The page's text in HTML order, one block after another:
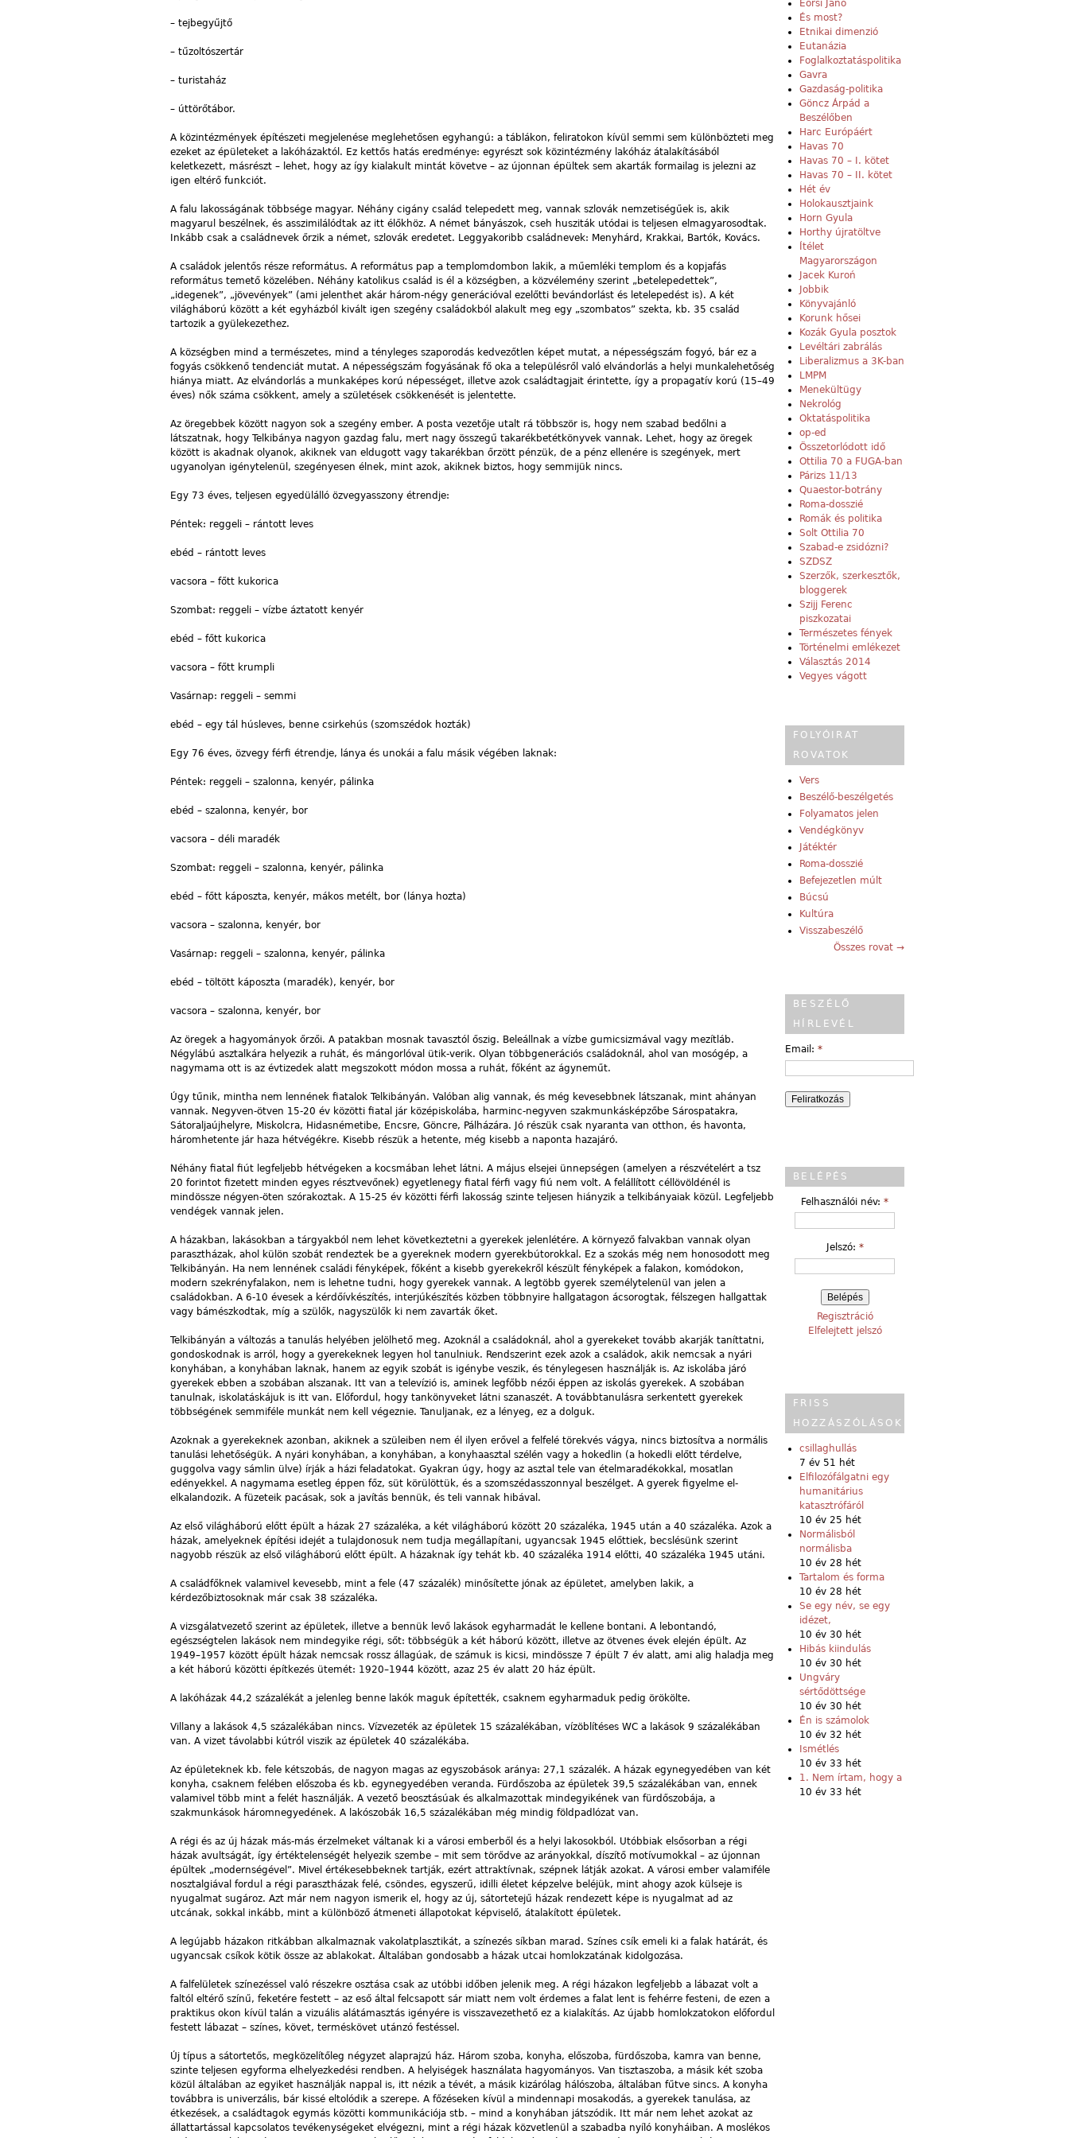
– tejbegyűjtő
– tűzoltószertár
– turistaház
– úttörőtábor.
A közintézmények építészeti megjelenése meglehetősen egyhangú: a táblákon, feliratokon kívül semmi sem különbözteti meg
ezeket az épületeket a lakóházaktól. Ez kettős hatás eredménye: egyrészt sok közintézmény lakóház átalakításából
keletkezett, másrészt – lehet, hogy az így kialakult mintát követve – az újonnan épültek sem akarták formailag is jelezni az
igen eltérő funkciót.
A falu lakosságának többsége magyar. Néhány cigány család telepedett meg, vannak szlovák nemzetiségűek is, akik
magyarul beszélnek, és asszimilálódtak az itt élőkhöz. A német bányászok, cseh husziták utódai is teljesen elmagyarosodtak.
Inkább csak a családnevek őrzik a német, szlovák eredetet. Leggyakoribb családnevek: Menyhárd, Krakkai, Bartók, Kovács.
A családok jelentős része református. A református pap a templomdombon lakik, a műemléki templom és a kopjafás
református temető közelében. Néhány katolikus család is él a községben, a közvélemény szerint „betelepedettek”,
„idegenek”, „jövevények” (ami jelenthet akár három-négy generációval ezelőtti bevándorlást és letelepedést is). A két
világháború között a két egyházból kivált igen szegény családokból alakult meg egy „szombatos” szekta, kb. 35 család
tartozik a gyülekezethez.
A községben mind a természetes, mind a tényleges szaporodás kedvezőtlen képet mutat, a népességszám fogyó, bár ez a
fogyás csökkenő tendenciát mutat. A népességszám fogyásának fő oka a településről való elvándorlás a helyi munkalehetőség
hiánya miatt. Az elvándorlás a munkaképes korú népességet, illetve azok családtagjait érintette, így a propagatív korú (15–49
éves) nők száma csökkent, amely a születések csökkenését is jelentette.
Az öregebbek között nagyon sok a szegény ember. A posta vezetője utalt rá többször is, hogy nem szabad bedőlni a
látszatnak, hogy Telkibánya nagyon gazdag falu, mert nagy összegű takarékbetétkönyvek vannak. Lehet, hogy az öregek
között is akadnak olyanok, akiknek van eldugott vagy takarékban őrzött pénzük, de a pénz ellenére is szegények, mert
ugyanolyan igénytelenül, szegényesen élnek, mint azok, akiknek biztos, hogy semmijük nincs.
Egy 73 éves, teljesen egyedülálló özvegyasszony étrendje:
Péntek: reggeli – rántott leves
ebéd – rántott leves
vacsora – főtt kukorica
Szombat: reggeli – vízbe áztatott kenyér
ebéd – főtt kukorica
vacsora – főtt krumpli
Vasárnap: reggeli – semmi
ebéd – egy tál húsleves, benne csirkehús (szomszédok hozták)
Egy 76 éves, özvegy férfi étrendje, lánya és unokái a falu másik végében laknak:
Péntek: reggeli – szalonna, kenyér, pálinka
ebéd – szalonna, kenyér, bor
vacsora – déli maradék
Szombat: reggeli – szalonna, kenyér, pálinka
ebéd – főtt káposzta, kenyér, mákos metélt, bor (lánya hozta)
vacsora – szalonna, kenyér, bor
Vasárnap: reggeli – szalonna, kenyér, pálinka
ebéd – töltött káposzta (maradék), kenyér, bor
vacsora – szalonna, kenyér, bor
Az öregek a hagyományok őrzői. A patakban mosnak tavasztól őszig. Beleállnak a vízbe gumicsizmával vagy mezítláb.
Négylábú asztalkára helyezik a ruhát, és mángorlóval ütik-verik. Olyan többgenerációs családoknál, ahol van mosógép, a
nagymama ott is az évtizedek alatt megszokott módon mossa a ruhát, főként az ágyneműt.
Úgy tűnik, mintha nem lennének fiatalok Telkibányán. Valóban alig vannak, és még kevesebbnek látszanak, mint ahányan
vannak. Negyven-ötven 15-20 év közötti fiatal jár középiskolába, harminc-negyven szakmunkásképzőbe Sárospatakra,
Sátoraljaújhelyre, Miskolcra, Hidasnémetibe, Encsre, Göncre, Pálházára. Jó részük csak nyaranta van otthon, és havonta,
háromhetente jár haza hétvégékre. Kisebb részük a hetente, még kisebb a naponta hazajáró.
Néhány fiatal fiút legfeljebb hétvégeken a kocsmában lehet látni. A május elsejei ünnepségen (amelyen a részvételért a tsz
20 forintot fizetett minden egyes résztvevőnek) egyetlenegy fiatal férfi vagy fiú nem volt. A felállított céllövöldénél is
mindössze négyen-öten szórakoztak. A 15-25 év közötti férfi lakosság szinte teljesen hiányzik a telkibányaiak közül. Legfeljebb
vendégek vannak jelen.
A házakban, lakásokban a tárgyakból nem lehet következtetni a gyerekek jelenlétére. A környező falvakban vannak olyan
parasztházak, ahol külön szobát rendeztek be a gyereknek modern gyerekbútorokkal. Ez a szokás még nem honosodott meg
Telkibányán. Ha nem lennének családi fényképek, főként a kisebb gyerekekről készült fényképek a falakon, komódokon,
modern szekrényfalakon, nem is lehetne tudni, hogy gyerekek vannak. A legtöbb gyerek személytelenül van jelen a
családokban. A 6-10 évesek a kérdőívkészítés, interjúkészítés közben többnyire hallgatagon ácsorogtak, félszegen hallgattak
vagy bámészkodtak, míg a szülők, nagyszülők ki nem zavarták őket.
Telkibányán a változás a tanulás helyében jelölhető meg. Azoknál a családoknál, ahol a gyerekeket tovább akarják taníttatni,
gondoskodnak is arról, hogy a gyerekeknek legyen hol tanulniuk. Rendszerint ezek azok a családok, akik nemcsak a nyári
konyhában, a konyhában laknak, hanem az egyik szobát is igénybe veszik, és ténylegesen használják is. Az iskolába járó
gyerekek ebben a szobában alszanak. Itt van a televízió is, aminek legfőbb nézői éppen az iskolás gyerekek. A szobában
tanulnak, iskolatáskájuk is itt van. Előfordul, hogy tankönyveket látni szanaszét. A továbbtanulásra serkentett gyerekek
többségének semmiféle munkát nem kell végeznie. Tanuljanak, ez a lényeg, ez a dolguk.
Azoknak a gyerekeknek azonban, akiknek a szüleiben nem él ilyen erővel a felfelé törekvés vágya, nincs biztosítva a normális
tanulási lehetőségük. A nyári konyhában, a konyhában, a konyhaasztal szélén vagy a hokedlin (a hokedli előtt térdelve,
guggolva vagy sámlin ülve) írják a házi feladatokat. Gyakran úgy, hogy az asztal tele van ételmaradékokkal, mosatlan
edényekkel. A nagymama esetleg éppen főz, süt körülöttük, és a szomszédasszonnyal beszélget. A gyerek figyelme el-
elkalandozik. A füzeteik pacásak, sok a javítás bennük, és teli vannak hibával.
Az első világháború előtt épült a házak 27 százaléka, a két világháború között 20 százaléka, 1945 után a 40 százaléka. Azok a
házak, amelyeknek építési idejét a tulajdonosuk nem tudja megállapítani, ugyancsak 1945 előttiek, becslésünk szerint
nagyobb részük az első világháború előtt épült. A házaknak így tehát kb. 40 százaléka 1914 előtti, 40 százaléka 1945 utáni.
A családfőknek valamivel kevesebb, mint a fele (47 százalék) minősítette jónak az épületet, amelyben lakik, a
kérdezőbiztosoknak már csak 38 százaléka.
A vizsgálatvezető szerint az épületek, illetve a bennük levő lakások egyharmadát le kellene bontani. A lebontandó,
egészségtelen lakások nem mindegyike régi, sőt: többségük a két háború között, illetve az ötvenes évek elején épült. Az
1949–1957 között épült házak nemcsak rossz állagúak, de számuk is kicsi, mindössze 7 épült 7 év alatt, ami alig haladja meg
a két háború közötti építkezés ütemét: 1920–1944 között, azaz 25 év alatt 20 ház épült.
A lakóházak 44,2 százalékát a jelenleg benne lakók maguk építették, csaknem egyharmaduk pedig örökölte.
Villany a lakások 4,5 százalékában nincs. Vízvezeték az épületek 15 százalékában, vízöblítéses WC a lakások 9 százalékában
van. A vizet távolabbi kútról viszik az épületek 40 százalékába.
Az épületeknek kb. fele kétszobás, de nagyon magas az egyszobások aránya: 27,1 százalék. A házak egynegyedében van két
konyha, csaknem felében előszoba és kb. egynegyedében veranda. Fürdőszoba az épületek 39,5 százalékában van, ennek
valamivel több mint a felét használják. A vezető beosztásúak és alkalmazottak mindegyikének van fürdőszobája, a
szakmunkások háromnegyedének. A lakószobák 16,5 százalékában még mindig földpadlózat van.
A régi és az új házak más-más érzelmeket váltanak ki a városi emberből és a helyi lakosokból. Utóbbiak elsősorban a régi
házak avultságát, így értéktelenségét helyezik szembe – mit sem törődve az arányokkal, díszítő motívumokkal – az újonnan
épültek „modernségével”. Mivel értékesebbeknek tartják, ezért attraktívnak, szépnek látják azokat. A városi ember valamiféle
nosztalgiával fordul a régi parasztházak felé, csöndes, egyszerű, idilli életet képzelve beléjük, mint ahogy azok külseje is
nyugalmat sugároz. Azt már nem nagyon ismerik el, hogy az új, sátortetejű házak rendezett képe is nyugalmat ad az
utcának, sokkal inkább, mint a különböző átmeneti állapotokat képviselő, átalakított épületek.
A legújabb házakon ritkábban alkalmaznak vakolatplasztikát, a színezés síkban marad. Színes csík emeli ki a falak határát, és
ugyancsak csíkok kötik össze az ablakokat. Általában gondosabb a házak utcai homlokzatának kidolgozása.
A falfelületek színezéssel való részekre osztása csak az utóbbi időben jelenik meg. A régi házakon legfeljebb a lábazat volt a
faltól eltérő színű, feketére festett – az eső által felcsapott sár miatt nem volt érdemes a falat lent is fehérre festeni, de ezen a
praktikus okon kívül talán a vizuális alátámasztás igényére is visszavezethető ez a kialakítás. Az újabb homlokzatokon előfordul
festett lábazat – színes, követ, terméskövet utánzó festéssel.
Új típus a sátortetős, megközelítőleg négyzet alaprajzú ház. Három szoba, konyha, előszoba, fürdőszoba, kamra van benne,
szinte teljesen egyforma elhelyezkedési rendben. A helyiségek használata hagyományos. Van tisztaszoba, a másik két szoba
közül általában az egyiket használják nappal is, itt nézik a tévét, a másik kizárólag hálószoba, általában fűtve sincs. A konyha
továbbra is univerzális, bár kissé eltolódik a szerepe. A főzéseken kívül a mindennapi mosakodás, a gyerekek tanulása, az
étkezések, a családtagok egymás közötti kommunikációja stb. – mind a konyhában játszódik. Itt már nem lehet azokat az
állattartással kapcsolatos tevékenységeket elvégezni, mint a régi házak közvetlenül a szabadba nyíló konyháiban. A moslékos
Eörsi Janó
És most?
Etnikai dimenzió
Eutanázia
Foglalkoztatáspolitika
Gavra
Gazdaság-politika
Göncz Árpád a
Beszélőben
Harc Európáért
Havas 70
Havas 70 – I. kötet
Havas 70 – II. kötet
Hét év
Holokausztjaink
Horn Gyula
Horthy újratöltve
Ítélet
Magyarországon
Jacek Kuroń
Jobbik
Könyvajánló
Korunk hősei
Kozák Gyula posztok
Levéltári zabrálás
Liberalizmus a 3K-ban
LMPM
Menekültügy
Nekrológ
Oktatáspolitika
op-ed
Összetorlódott idő
Ottilia 70 a FUGA-ban
Párizs 11/13
Quaestor-botrány
Roma-dosszié
Romák és politika
Solt Ottilia 70
Szabad-e zsidózni?
SZDSZ
Szerzők, szerkesztők,
bloggerek
Szijj Ferenc
piszkozatai
Természetes fények
Történelmi emlékezet
Választás 2014
Vegyes vágott
FOLYÓIRAT
ROVATOK
Vers
Beszélő-beszélgetés
Folyamatos jelen
Vendégkönyv
Játéktér
Roma-dosszié
Befejezetlen múlt
Búcsú
Kultúra
Visszabeszélő
Összes rovat →
BESZÉLŐ
HÍRLEVÉL
Email: *
BELÉPÉS
Felhasználói név: *
Jelszó: *
Regisztráció
Elfelejtett jelszó
FRISS
HOZZÁSZÓLÁSOK
csillaghullás
7 év 51 hét
Elfilozófálgatni egy
humanitárius
katasztrófáról
10 év 25 hét
Normálisból
normálisba
10 év 28 hét
Tartalom és forma
10 év 28 hét
Se egy név, se egy
idézet,
10 év 30 hét
Hibás kiindulás
10 év 30 hét
Ungváry
sértődöttsége
10 év 30 hét
Én is számolok
10 év 32 hét
Ismétlés
10 év 33 hét
1. Nem írtam, hogy a
10 év 33 hét